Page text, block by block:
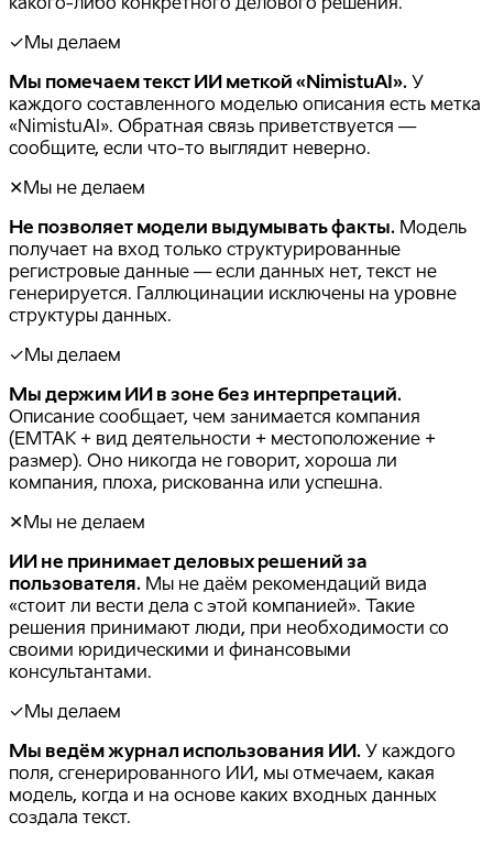
✓Мы делаем
Мы помечаем текст ИИ меткой «NimistuAI». У
каждого составленного моделью описания есть метка
«NimistuAI». Обратная связь приветствуется —
сообщите, если что-то выглядит неверно.
✕Мы не делаем
Не позволяет модели выдумывать факты. Модель
получает на вход только структурированные
регистровые данные — если данных нет, текст не
генерируется. Галлюцинации исключены на уровне
структуры данных.
✓Мы делаем
Мы держим ИИ в зоне без интерпретаций.
Описание сообщает, чем занимается компания
(EMTAK + вид деятельности + местоположение +
размер). Оно никогда не говорит, хороша ли
компания, плоха, рискованна или успешна.
✕Мы не делаем
ИИ не принимает деловых решений за
пользователя. Мы не даём рекомендаций вида
«стоит ли вести дела с этой компанией». Такие
решения принимают люди, при необходимости со
своими юридическими и финансовыми
консультантами.
✓Мы делаем
Мы ведём журнал использования ИИ. У каждого
поля, сгенерированного ИИ, мы отмечаем, какая
модель, когда и на основе каких входных данных
создала текст.